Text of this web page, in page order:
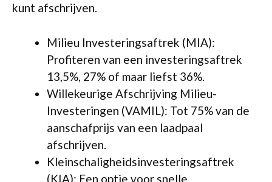
kunt afschrijven.
Milieu Investeringsaftrek (MIA):
Profiteren van een investeringsaftrek
13,5%, 27% of maar liefst 36%.
Willekeurige Afschrijving Milieu-
Investeringen (VAMIL): Tot 75% van de
aanschafprijs van een laadpaal
afschrijven.
Kleinschaligheidsinvesteringsaftrek
(KIA): Een optie voor snelle